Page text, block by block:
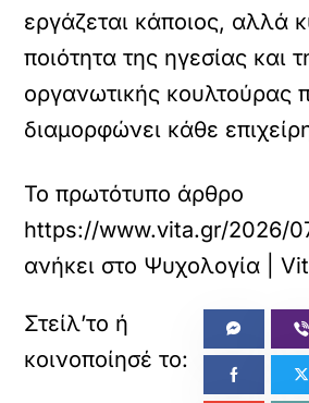
εργάζεται κάποιος, αλλά
ποιότητα της ηγεσίας και
οργανωτικής κουλτούρας
διαμορφώνει κάθε
Το πρωτότυπο άρθρο
https://www.vita.gr/2026/
ανήκει στο Ψυχολογία |